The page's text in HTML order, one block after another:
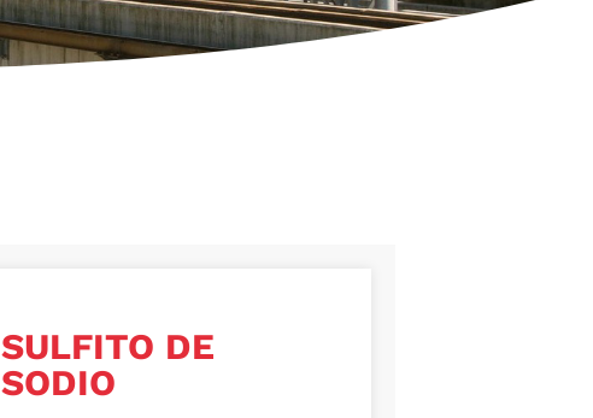
SULFITO DE
SODIO